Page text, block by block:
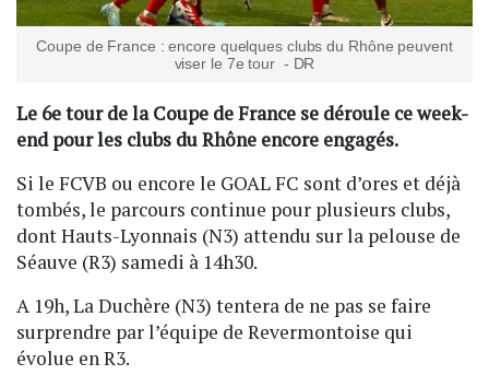
Coupe de France : encore quelques clubs du Rhône peuvent
viser le 7e tour - DR
Le 6e tour de la Coupe de France se déroule ce week-
end pour les clubs du Rhône encore engagés.
Si le FCVB ou encore le GOAL FC sont d’ores et déjà
tombés, le parcours continue pour plusieurs clubs,
dont Hauts-Lyonnais (N3) attendu sur la pelouse de
Séauve (R3) samedi à 14h30.
A 19h, La Duchère (N3) tentera de ne pas se faire
surprendre par l’équipe de Revermontoise qui
évolue en R3.